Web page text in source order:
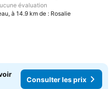
évaluation
à 14.9 km de : Rosalie
Consulter les prix